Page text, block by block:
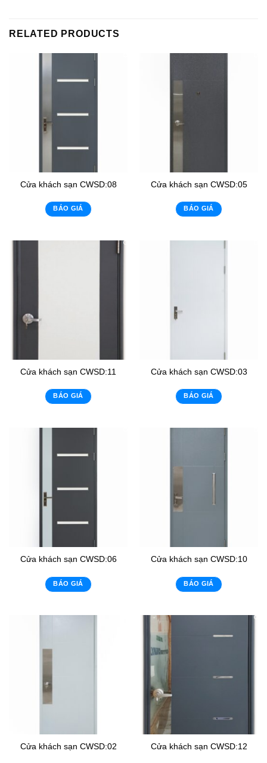
RELATED PRODUCTS
Cửa khách sạn CWSD:08
BÁO GIÁ
Cửa khách sạn CWSD:05
BÁO GIÁ
Cửa khách sạn CWSD:11
BÁO GIÁ
Cửa khách sạn CWSD:03
BÁO GIÁ
Cửa khách sạn CWSD:06
BÁO GIÁ
Cửa khách sạn CWSD:10
BÁO GIÁ
Cửa khách sạn CWSD:02 Cửa khách sạn CWSD:12